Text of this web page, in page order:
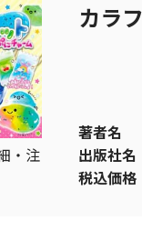
・注
カラ
著者名
出版社名
税込価格